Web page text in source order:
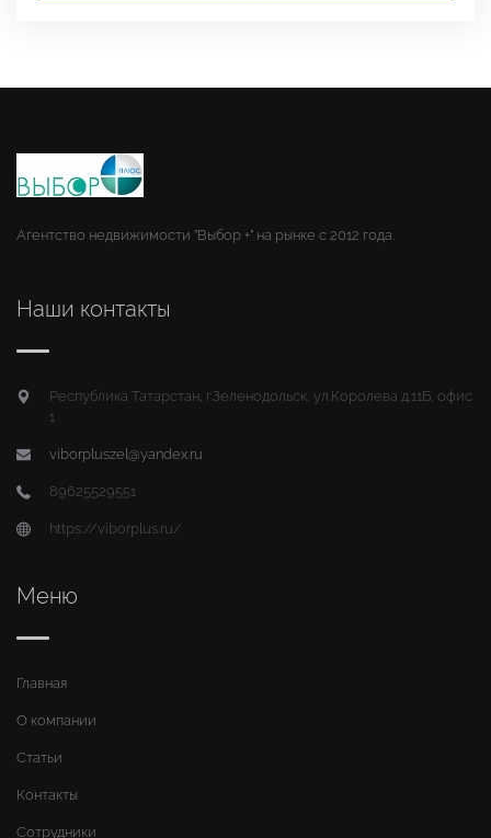
Агентство недвижимости "Выбор +" на рынке с 2012 года.
Наши контакты
Республика Татарстан, г.Зеленодольск, ул.Королева д.11Б, офис
1
viborpluszel@yandex.ru
89625529551
https://viborplus.ru/
Меню
Главная
О компании
Статьи
Контакты
Сотрудники